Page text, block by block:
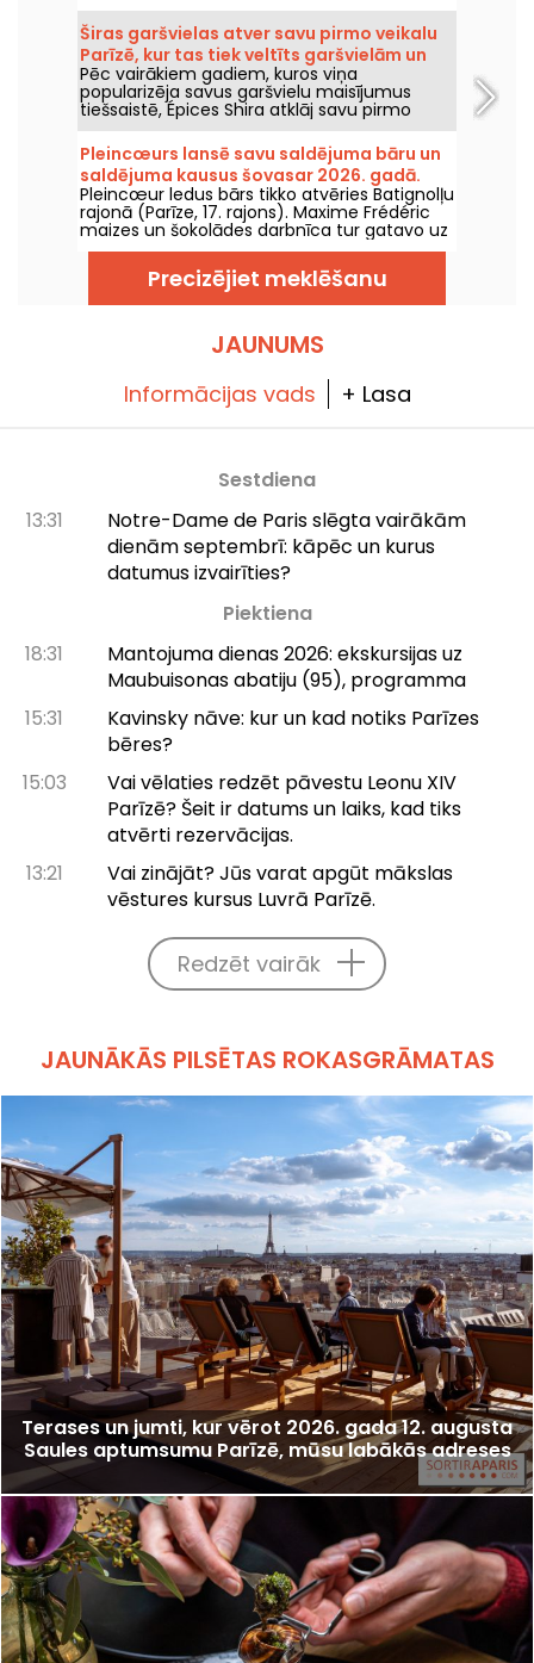
arī Yvelīnēs! Un ne kur nu kurš – tas atrodas
Chanorier pilī Croissy-Sur-Seine, kur tagad
var ļauties garšu baudēm. Un pārsteigums –
te var iepazīt ēdienkarti, kuras paraksts
pieder Charlie Anne, Top Chef 2025 finālistei.
Mēs izmēģinājām Chanorier bistro Chou,
kura ēdienkarte ir īsa, taču izteikti gardēdīga,
un pat milzīga terase zaļā parka vidū, kur
ziemā tiek pasniegtas raclette, bet vasarā –
grils.
Širas garšvielas atver savu pirmo veikalu
Parīzē, kur tas tiek veltīts garšvielām un
Vidusjūras virtuvei.
Pēc vairākiem gadiem, kuros viņa
popularizēja savus garšvielu maisījumus
tiešsaistē, Épices Shira atklāj savu pirmo
fizisko veikalu Parīzē. No 2026. gada
septembra zīmols ieņems Market Saint-
Martin, 10. rajonā, ar veikalu, līdzņemamiem
Vidusjūras virtuves ēdieniem un plašu
delikatesu sortimentu no visas pasaules.
Pleincœurs lansē savu saldējuma bāru un
saldējuma kausus šovasar 2026. gadā.
Pleincœur ledus bārs tikko atvēries Batignolļu
rajonā (Parīze, 17. rajons). Maxime Frédéric
maizes un šokolādes darbnīca tur gatavo uz
vietas minūtes saldējumus un rokām
darinātas saldējuma kausus, kurus būs
iespējams izbaudīt šovasar 2026. gadā.
Precizējiet meklēšanu
JAUNUMS
Informācijas vads + Lasa
Sestdiena
13:31
Notre-Dame de Paris slēgta vairākām
dienām septembrī: kāpēc un kurus
datumus izvairīties?
Piektiena
18:31
Mantojuma dienas 2026: ekskursijas uz
Maubuisonas abatiju (95), programma
15:31
Kavinsky nāve: kur un kad notiks Parīzes
bēres?
15:03
Vai vēlaties redzēt pāvestu Leonu XIV
Parīzē? Šeit ir datums un laiks, kad tiks
atvērti rezervācijas.
13:21
Vai zinājāt? Jūs varat apgūt mākslas
vēstures kursus Luvrā Parīzē.
Redzēt vairāk
JAUNĀKĀS PILSĒTAS ROKASGRĀMATAS
Terases un jumti, kur vērot 2026. gada 12. augusta
Saules aptumsumu Parīzē, mūsu labākās adreses